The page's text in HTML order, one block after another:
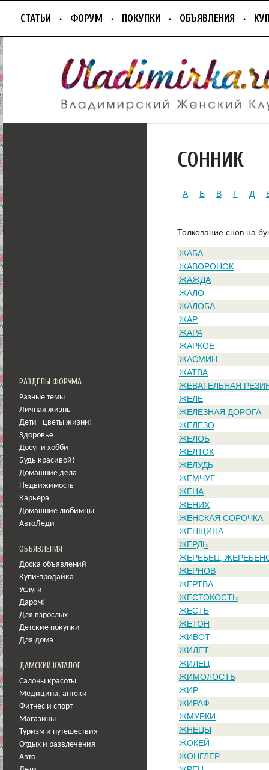
СТАТЬИ ФОРУМ ПОКУПКИ ОБЪЯВЛЕНИЯ
РАЗДЕЛЫ ФОРУМА
Разные темы
Личная жизнь
Дети - цветы жизни!
Здоровье
Досуг и хобби
Будь красивой!
Домашние дела
Недвижимость
Карьера
Домашние любимцы
АвтоЛеди
ОБЪЯВЛЕНИЯ
Доска объявлений
Купи-продайка
Услуги
Даром!
Для взрослых
Детские покупки
Для дома
ДАМСКИЙ КАТАЛОГ
Салоны красоты
Медицина, аптеки
Фитнес и спорт
Магазины
Туризм и путешествия
Отдых и развлечения
Авто
СОННИК
А Б В Г Д
Толкование снов на
ЖАБА
ЖАВОРОНОК
ЖАЖДА
ЖАЛО
ЖАЛОБА
ЖАР
ЖАРА
ЖАРКОЕ
ЖАСМИН
ЖАТВА
ЖЕВАТЕЛЬНАЯ
ЖЕЛЕ
ЖЕЛЕЗНАЯ ДОРОГА
ЖЕЛЕЗО
ЖЕЛОБ
ЖЕЛТОК
ЖЕЛУДЬ
ЖЕМЧУГ
ЖЕНА
ЖЕНИХ
ЖЕНСКАЯ СОРОЧКА
ЖЕНЩИНА
ЖЕРДЬ
ЖЕРЕБЕЦ,
ЖЕРНОВ
ЖЕРТВА
ЖЕСТОКОСТЬ
ЖЕСТЬ
ЖЕТОН
ЖИВОТ
ЖИЛЕТ
ЖИЛЕЦ
ЖИМОЛОСТЬ
ЖИР
ЖИРАФ
ЖМУРКИ
ЖНЕЦЫ
ЖОКЕЙ
ЖОНГЛЕР